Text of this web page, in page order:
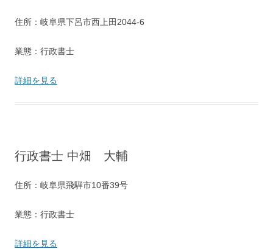
住所：岐阜県下呂市西上田2044‐6
業態：行政書士
詳細を見る
行政書士 中畑 大輔
住所：岐阜県飛騨市10番39号
業態：行政書士
詳細を見る